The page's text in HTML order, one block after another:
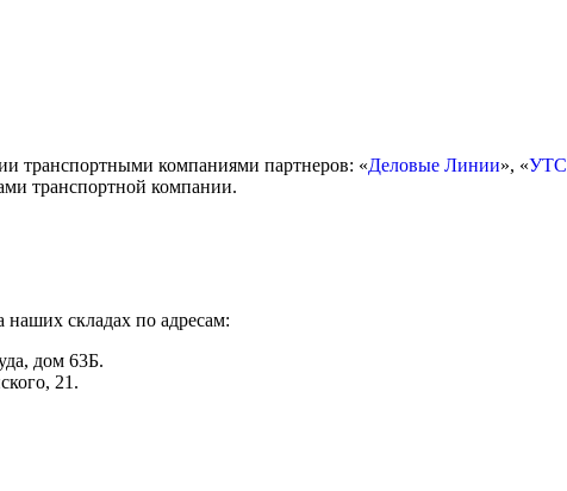
транспортными компаниями партнеров: «Деловые Линии», «УТС
транспортной компании.
наших складах по адресам:
дом 63Б.
21.